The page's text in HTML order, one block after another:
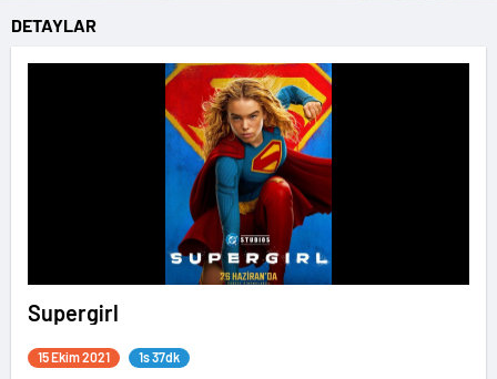
DETAYLAR
Supergirl
15 Ekim 2021 1s 37dk